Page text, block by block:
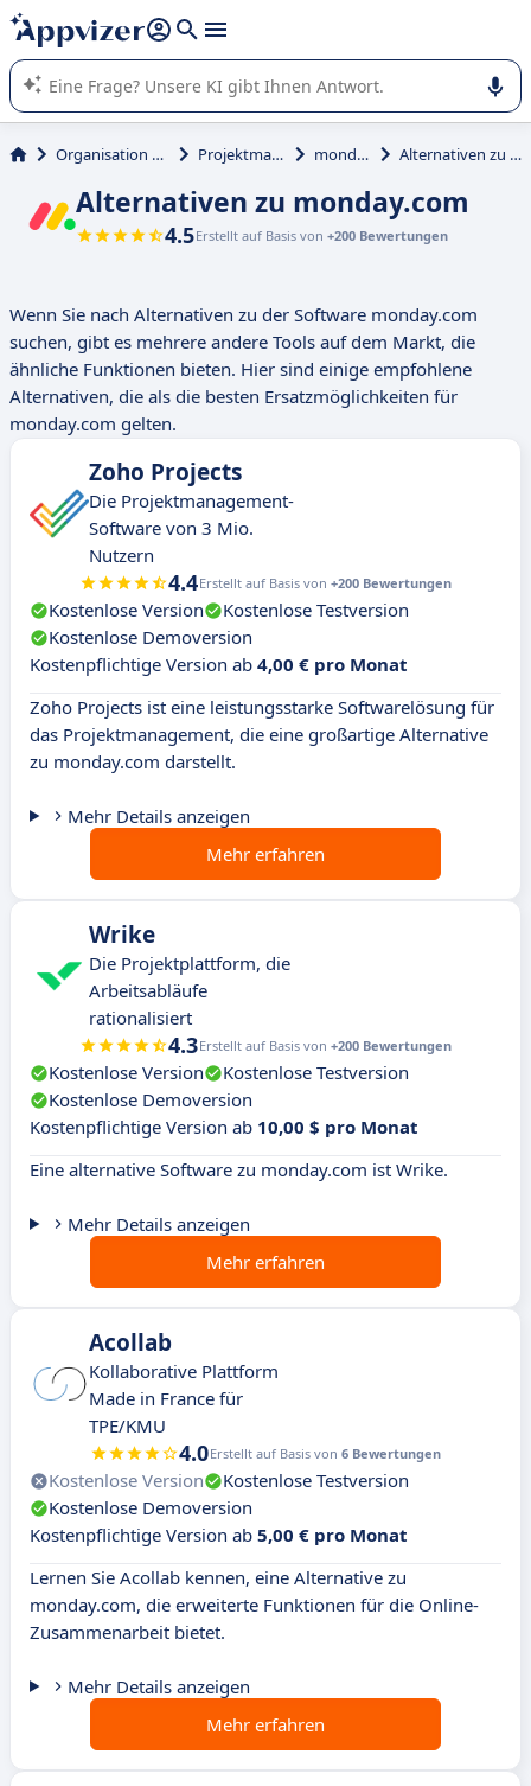
beantworten (mehrere Zeilen mit
Die KI von Appvizer führt Sie bei der Nutzung oder Auswahl
von SaaS-Software in Unternehmen.
Organisation und Planung Projektmanagement monday.com Alternativen zu monday.com
Alternativen zu monday.com
4.5Erstellt auf Basis von +200 Bewertungen
Wenn Sie nach Alternativen zu der Software monday.com
suchen, gibt es mehrere andere Tools auf dem Markt, die
ähnliche Funktionen bieten. Hier sind einige empfohlene
Alternativen, die als die besten Ersatzmöglichkeiten für
monday.com gelten.
Zoho Projects
Die Projektmanagement-
Software von 3 Mio.
Nutzern
4.4Erstellt auf Basis von +200 Bewertungen
Kostenlose Version
Kostenlose Testversion
Kostenlose Demoversion
Kostenpflichtige Version ab 4,00 € pro Monat
Zoho Projects ist eine leistungsstarke Softwarelösung für
das Projektmanagement, die eine großartige Alternative
zu monday.com darstellt.
Mehr Details anzeigen
Mehr erfahren
Wrike
Die Projektplattform, die
Arbeitsabläufe
rationalisiert
4.3Erstellt auf Basis von +200 Bewertungen
Kostenlose Version
Kostenlose Testversion
Kostenlose Demoversion
Kostenpflichtige Version ab 10,00 $ pro Monat
Eine alternative Software zu monday.com ist Wrike.
Mehr Details anzeigen
Mehr erfahren
Acollab
Kollaborative Plattform
Made in France für
TPE/KMU
4.0Erstellt auf Basis von 6 Bewertungen
Kostenlose Version
Kostenlose Testversion
Kostenlose Demoversion
Kostenpflichtige Version ab 5,00 € pro Monat
Lernen Sie Acollab kennen, eine Alternative zu
monday.com, die erweiterte Funktionen für die Online-
Zusammenarbeit bietet.
Mehr Details anzeigen
Mehr erfahren